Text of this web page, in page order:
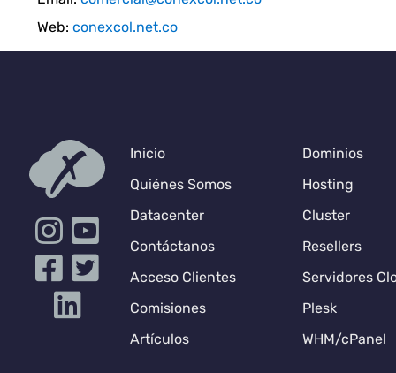
Web: conexcol.net.co
Inicio
Quiénes Somos
Datacenter
Contáctanos
Acceso Clientes
Comisiones
Artículos
Dominios
Hosting
Cluster
Resellers
Servidores
Plesk
WHM/cPanel